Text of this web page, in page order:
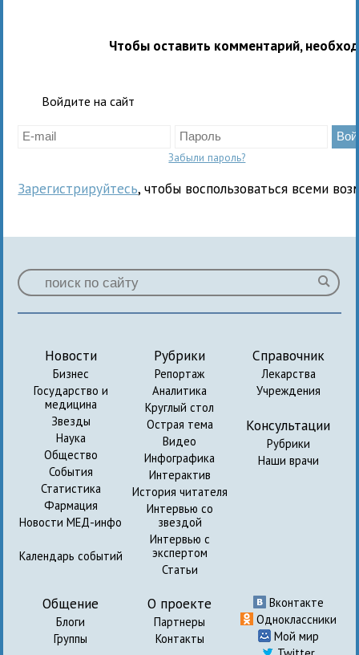
Чтобы оставить комментарий,
Войдите на сайт
Забыли пароль?
Зарегистрируйтесь, чтобы воспользоваться всеми
Новости
Бизнес
Государство и
медицина
Звезды
Наука
Общество
События
Статистика
Фармация
Новости МЕД-инфо
Календарь событий
Рубрики
Репортаж
Аналитика
Круглый стол
Острая тема
Видео
Инфографика
Интерактив
История читателя
Интервью со
звездой
Интервью с
экспертом
Статьи
Справочник
Лекарства
Учреждения
Консультации
Рубрики
Наши врачи
Общение
Блоги
Группы
О проекте
Партнеры
Контакты
Вконтакте
Одноклассники
Мой мир